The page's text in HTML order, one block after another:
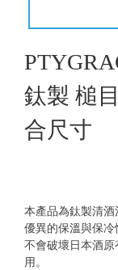
鈦製 槌
合尺寸
本產品為鈦製清
優異的保溫與保冷
不會破壞日本酒
用。